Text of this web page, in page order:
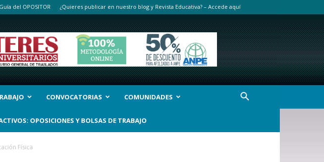
del OPOSITOR ¿Quieres publicar en nuestro blog y Revista Educativa? – Accede aquí
CONVOCATORIAS COMUNIDADES
OPOSICIONES Y BOLSAS DE TRABAJO
Física